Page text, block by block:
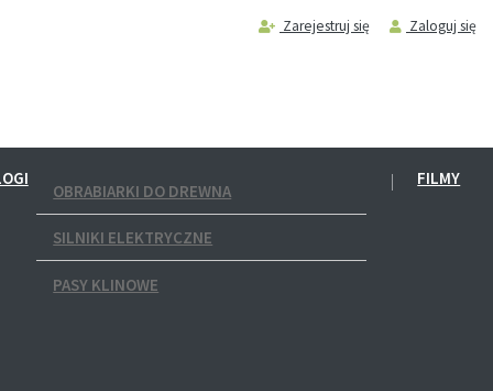
Zarejestruj się Zaloguj się
OBRABIARKI DO DREWNA
SILNIKI ELEKTRYCZNE
PASY KLINOWE
FILMY